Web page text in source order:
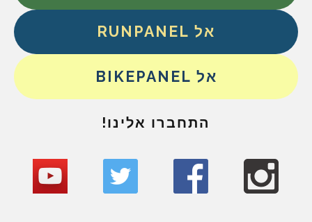
אל RUNPANEL
אל BIKEPANEL
התחברו אלינו!